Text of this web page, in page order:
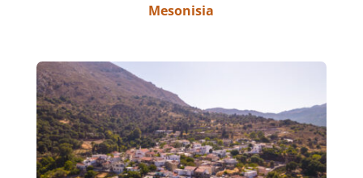
Mesonisia